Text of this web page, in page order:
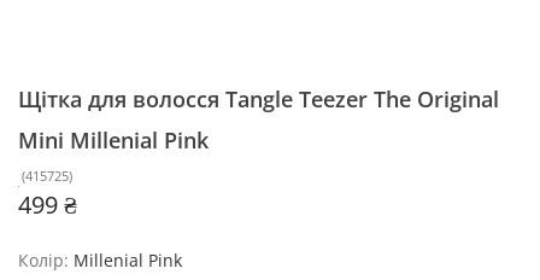
Щітка для волосся Tangle Teezer The Original
Mini Millenial Pink
(415725)
499 ₴
Колір: Millenial Pink